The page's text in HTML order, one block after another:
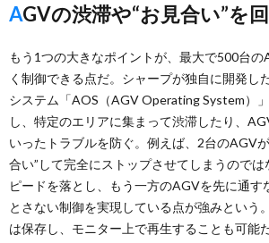
AGVの渋滞や“お見合い”を
もう1つの大きなポイントが、最大で500台の
く制御できる点だ。シャープが独自に開発し
システム「AOS（AGV Operating System）
し、特定のエリアに集まって渋滞したり、
いったトラブルを防ぐ。例えば、2台のAGV
合い”して完全にストップさせてしまうので
ピードを落とし、もう一方のAGVを先に通す
とさない制御を実現している点が強みという
は保存し、モニター上で再生することも可能だ